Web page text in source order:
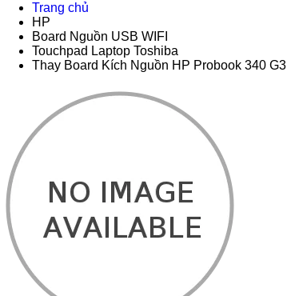
Trang chủ
HP
Board Nguồn USB WIFI
Touchpad Laptop Toshiba
Thay Board Kích Nguồn HP Probook 340 G3